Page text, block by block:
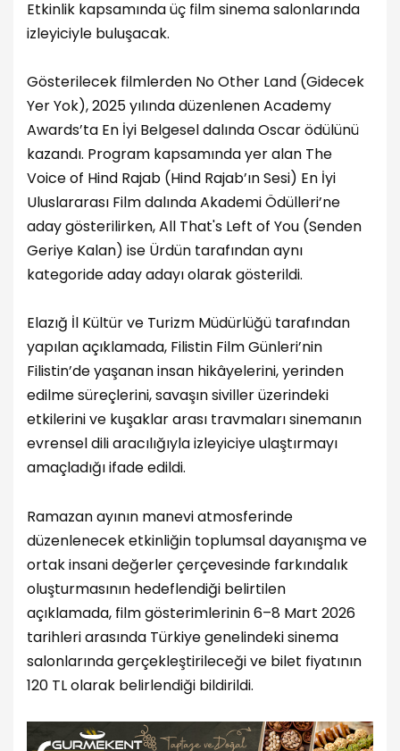
Etkinlik kapsamında üç film sinema salonlarında
izleyiciyle buluşacak.
Gösterilecek filmlerden No Other Land (Gidecek
Yer Yok), 2025 yılında düzenlenen Academy
Awards’ta En İyi Belgesel dalında Oscar ödülünü
kazandı. Program kapsamında yer alan The
Voice of Hind Rajab (Hind Rajab’ın Sesi) En İyi
Uluslararası Film dalında Akademi Ödülleri’ne
aday gösterilirken, All That's Left of You (Senden
Geriye Kalan) ise Ürdün tarafından aynı
kategoride aday adayı olarak gösterildi.
Elazığ İl Kültür ve Turizm Müdürlüğü tarafından
yapılan açıklamada, Filistin Film Günleri’nin
Filistin’de yaşanan insan hikâyelerini, yerinden
edilme süreçlerini, savaşın siviller üzerindeki
etkilerini ve kuşaklar arası travmaları sinemanın
evrensel dili aracılığıyla izleyiciye ulaştırmayı
amaçladığı ifade edildi.
Ramazan ayının manevi atmosferinde
düzenlenecek etkinliğin toplumsal dayanışma ve
ortak insani değerler çerçevesinde farkındalık
oluşturmasının hedeflendiği belirtilen
açıklamada, film gösterimlerinin 6–8 Mart 2026
tarihleri arasında Türkiye genelindeki sinema
salonlarında gerçekleştirileceği ve bilet fiyatının
120 TL olarak belirlendiği bildirildi.